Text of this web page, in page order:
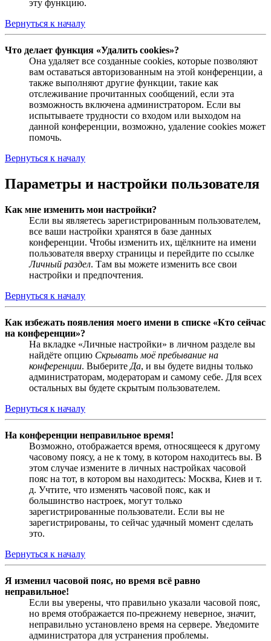
эту функцию.
Вернуться к началу
Что делает функция «Удалить cookies»?
Она удаляет все созданные cookies, которые позволяют
вам оставаться авторизованным на этой конференции, а
также выполняют другие функции, такие как
отслеживание прочитанных сообщений, если эта
возможность включена администратором. Если вы
испытываете трудности со входом или выходом на
данной конференции, возможно, удаление cookies может
помочь.
Вернуться к началу
Параметры и настройки пользователя
Как мне изменить мои настройки?
Если вы являетесь зарегистрированным пользователем,
все ваши настройки хранятся в базе данных
конференции. Чтобы изменить их, щёлкните на имени
пользователя вверху страницы и перейдите по ссылке
Личный раздел. Там вы можете изменить все свои
настройки и предпочтения.
Вернуться к началу
Как избежать появления моего имени в списке «Кто сейчас
на конференции»?
На вкладке «Личные настройки» в личном разделе вы
найдёте опцию Скрывать моё пребывание на
конференции. Выберите Да, и вы будете видны только
администраторам, модераторам и самому себе. Для всех
остальных вы будете скрытым пользователем.
Вернуться к началу
На конференции неправильное время!
Возможно, отображается время, относящееся к другому
часовому поясу, а не к тому, в котором находитесь вы. В
этом случае измените в личных настройках часовой
пояс на тот, в котором вы находитесь: Москва, Киев и т.
д. Учтите, что изменять часовой пояс, как и
большинство настроек, могут только
зарегистрированные пользователи. Если вы не
зарегистрированы, то сейчас удачный момент сделать
это.
Вернуться к началу
Я изменил часовой пояс, но время всё равно
неправильное!
Если вы уверены, что правильно указали часовой пояс,
но время отображается по-прежнему неверное, значит,
неправильно установлено время на сервере. Уведомите
администратора для устранения проблемы.